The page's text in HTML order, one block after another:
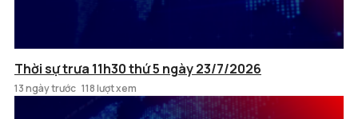
Thời sự trưa 11h30 thứ 5 ngày 23/7/2026
13 ngày trước 118 lượt xem